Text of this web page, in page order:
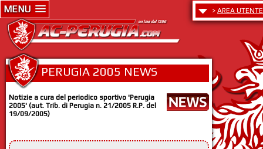
MENU > AREA UTENTE
PERUGIA 2005 NEWS
Notizie a cura del periodico sportivo 'Perugia
2005' (aut. Trib. di Perugia n. 21/2005 R.P. del
19/09/2005)